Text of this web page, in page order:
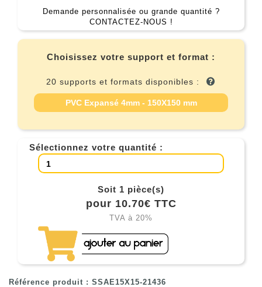
Demande personnalisée ou grande quantité ?
CONTACTEZ-NOUS !
Choisissez votre support et format :
20 supports et formats disponibles :
PVC Expansé 4mm - 150X150 mm
Sélectionnez votre quantité :
Soit 1 pièce(s)
pour 10.70€ TTC
TVA à 20%
Référence produit : SSAE15X15-21436